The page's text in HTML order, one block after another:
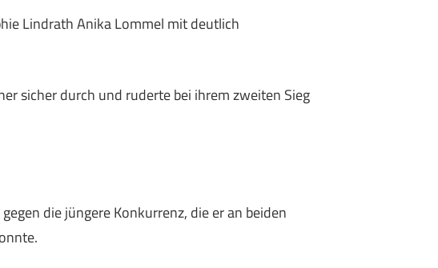
Lindrath Anika Lommel mit deutlich
sicher durch und ruderte bei ihrem zweiten Sieg
die jüngere Konkurrenz, die er an beiden